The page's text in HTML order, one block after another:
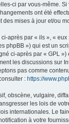
ci par vous-même.
ont été
mises à jour et/ou
après par « ils », «
phpBB ») qui est un
ci-après par « GPL
les discussions sur
pas comme
: https://
obscène, vulgaire,
les lois de
internationales. Le
à votre